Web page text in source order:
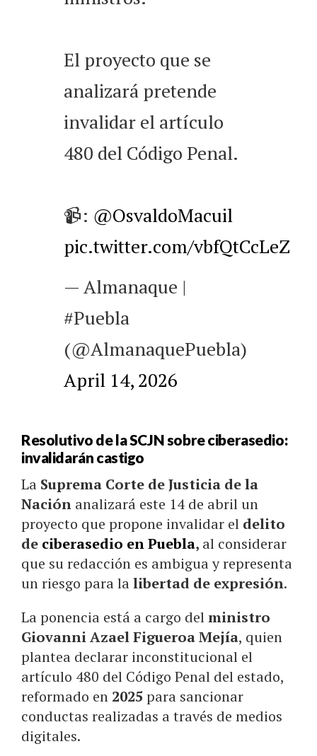
El proyecto que se
analizará pretende
invalidar el artículo
480 del Código Penal.
📹: @OsvaldoMacuil
pic.twitter.com/vbfQtCcLeZ
— Almanaque |
#Puebla
(@AlmanaquePuebla)
April 14, 2026
Resolutivo de la SCJN sobre ciberasedio:
invalidarán castigo
La Suprema Corte de Justicia de la
Nación analizará este 14 de abril un
proyecto que propone invalidar el delito
de ciberasedio en Puebla, al considerar
que su redacción es ambigua y representa
un riesgo para lalibertad de expresión.
La ponencia está a cargo delministro
Giovanni Azael Figueroa Mejía, quien
plantea declarar inconstitucional el
artículo 480 del Código Penal del estado,
reformado en 2025 para sancionar
conductas realizadas a través de medios
digitales.